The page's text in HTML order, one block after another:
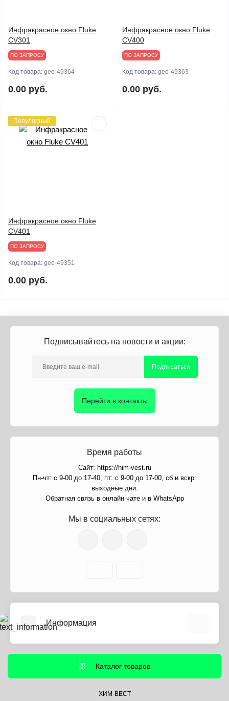
Инфракрасное окно Fluke
CV301
ПО ЗАПРОСУ
Код товара: geo-49364
0.00 руб.
Инфракрасное окно Fluke
CV400
ПО ЗАПРОСУ
Код товара: geo-49363
0.00 руб.
Популярный
Инфракрасное окно Fluke
CV401
ПО ЗАПРОСУ
Код товара: geo-49351
0.00 руб.
Подписывайтесь на новости и акции:
Подписаться
Перейти в контакты
Время работы
Сайт: https://him-vest.ru
Пн-чт: с 9-00 до 17-40, пт: с 9-00 до 17-00, сб и вскр:
выходные дни.
Обратная связь в онлайн чате и в WhatsApp
Мы в социальных сетях:
Информация
Информация о доставке
Политика безопасности
Каталог товаров
ХИМ-ВЕСТ